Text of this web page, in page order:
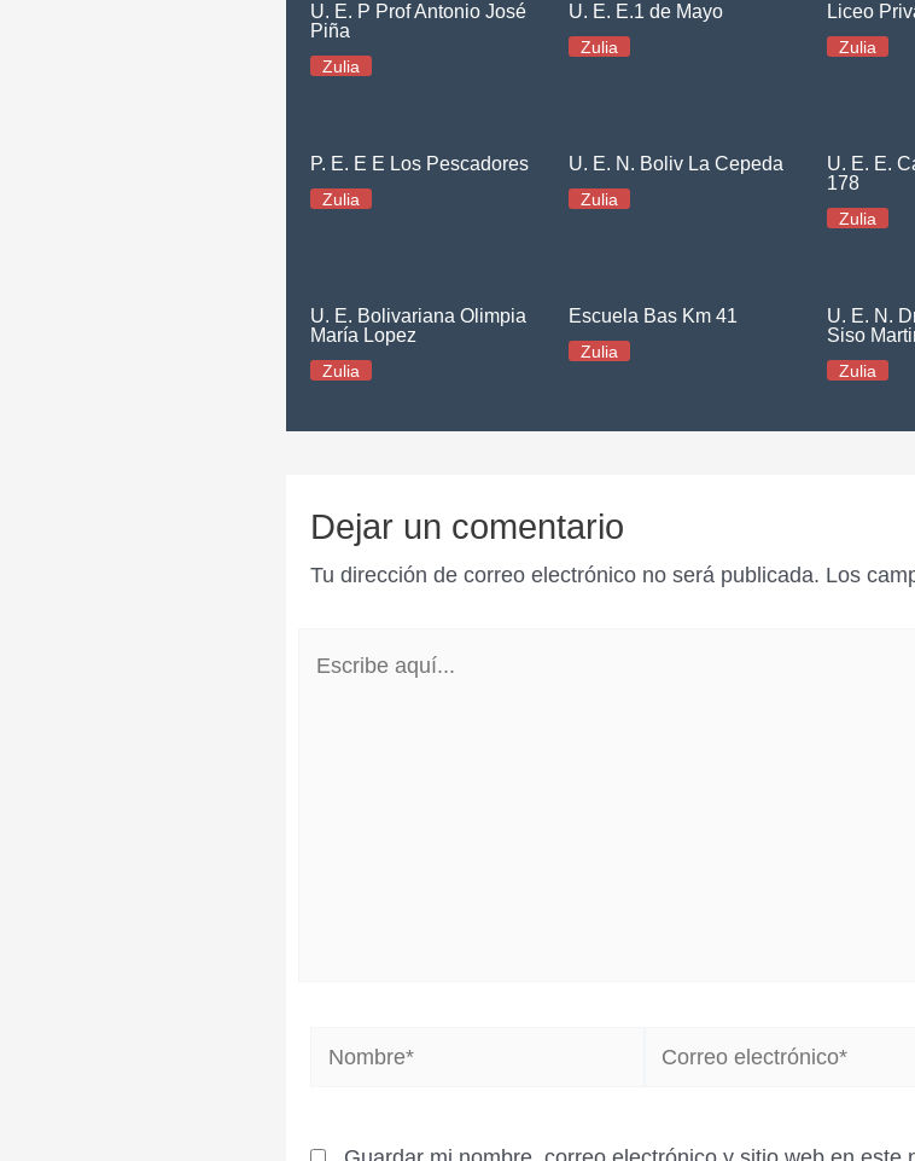
U. E. P Prof Antonio José
Piña
Zulia
U. E. E.1 de Mayo
Zulia
Liceo
Zulia
P. E. E E Los Pescadores
Zulia
U. E. N. Boliv La Cepeda
Zulia
U. E. E.
178
Zulia
U. E. Bolivariana Olimpia
María Lopez
Zulia
Escuela Bas Km 41
Zulia
U. E. N.
Siso
Zulia
Dejar un comentario
Tu dirección de correo electrónico no será publicada. Los
Nombre*
Correo